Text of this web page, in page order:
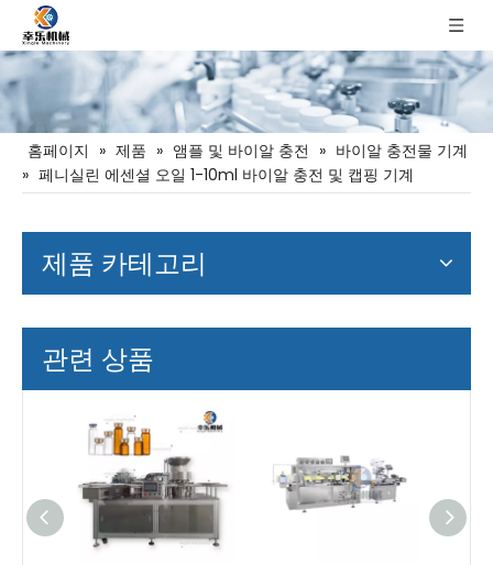
홈페이지 » 제품 » 앰플 및 바이알 충전 » 바이알 충전물 기계
» 페니실린 에센셜 오일 1-10ml 바이알 충전 및 캡핑 기계
제품 카테고리
관련 상품